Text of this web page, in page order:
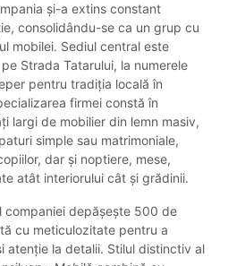
și-a extins constant
consolidându-se ca un grup cu
mobilei. Sediul central este
Strada Tatarului, la numerele
pentru tradiția locală în
firmei constă în
largi de mobilier din lemn masiv,
simple sau matrimoniale,
dar și noptiere, mese,
atât interiorului cât și grădinii.
companiei depășește 500 de
cu meticulozitate pentru a
atenție la detalii. Stilul distinctiv al